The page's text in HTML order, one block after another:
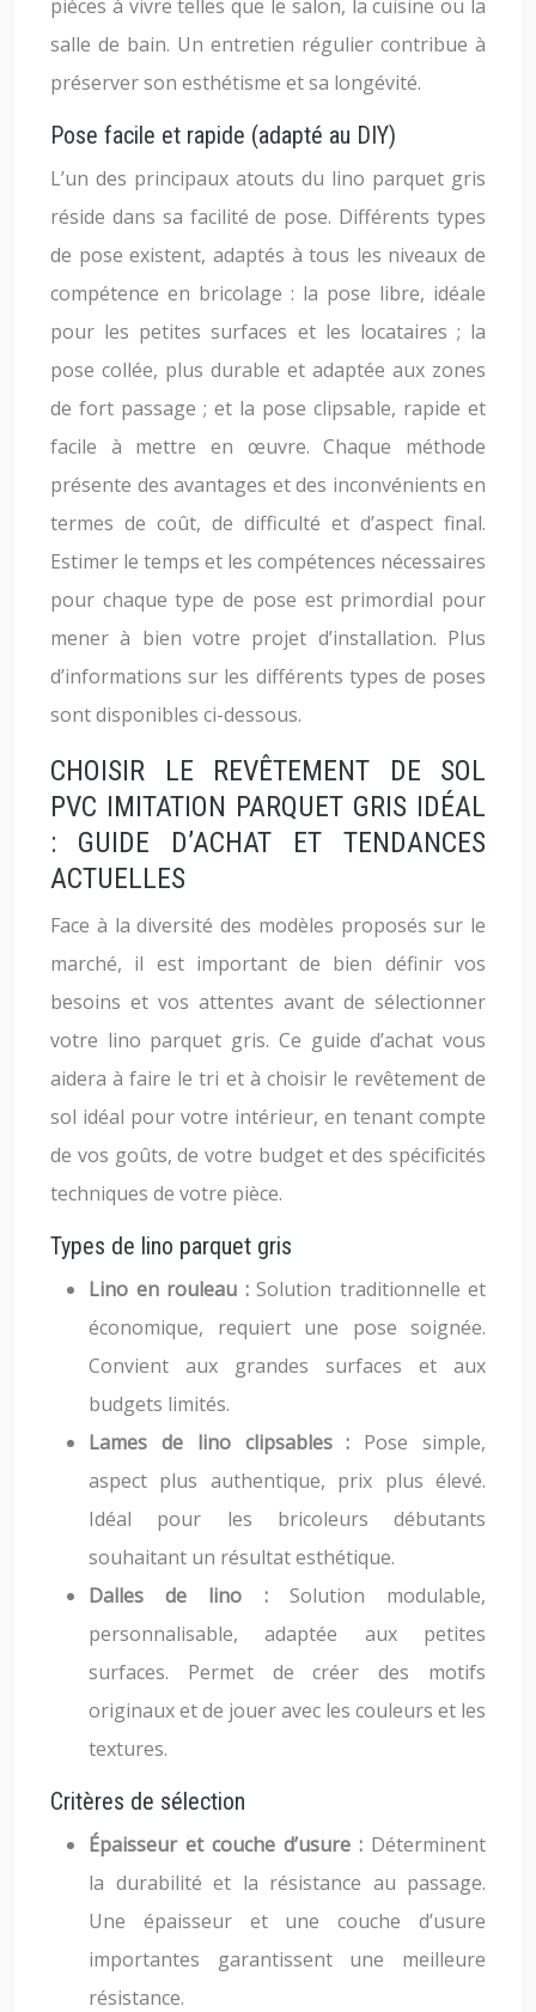
pièces à vivre telles que le salon, la cuisine ou la
salle de bain. Un entretien régulier contribue à
préserver son esthétisme et sa longévité.
Pose facile et rapide (adapté au DIY)
L’un des principaux atouts du lino parquet gris
réside dans sa facilité de pose. Différents types
de pose existent, adaptés à tous les niveaux de
compétence en bricolage : la pose libre, idéale
pour les petites surfaces et les locataires ; la
pose collée, plus durable et adaptée aux zones
de fort passage ; et la pose clipsable, rapide et
facile à mettre en œuvre. Chaque méthode
présente des avantages et des inconvénients en
termes de coût, de difficulté et d’aspect final.
Estimer le temps et les compétences nécessaires
pour chaque type de pose est primordial pour
mener à bien votre projet d’installation. Plus
d’informations sur les différents types de poses
sont disponibles ci-dessous.
CHOISIR LE REVÊTEMENT DE SOL
PVC IMITATION PARQUET GRIS IDÉAL
: GUIDE D’ACHAT ET TENDANCES
ACTUELLES
Face à la diversité des modèles proposés sur le
marché, il est important de bien définir vos
besoins et vos attentes avant de sélectionner
votre lino parquet gris. Ce guide d’achat vous
aidera à faire le tri et à choisir le revêtement de
sol idéal pour votre intérieur, en tenant compte
de vos goûts, de votre budget et des spécificités
techniques de votre pièce.
Types de lino parquet gris
Lino en rouleau : Solution traditionnelle et
économique, requiert une pose soignée.
Convient aux grandes surfaces et aux
budgets limités.
Lames de lino clipsables : Pose simple,
aspect plus authentique, prix plus élevé.
Idéal pour les bricoleurs débutants
souhaitant un résultat esthétique.
Dalles de lino : Solution modulable,
personnalisable, adaptée aux petites
surfaces. Permet de créer des motifs
originaux et de jouer avec les couleurs et les
textures.
Critères de sélection
Épaisseur et couche d’usure : Déterminent
la durabilité et la résistance au passage.
Une épaisseur et une couche d’usure
importantes garantissent une meilleure
résistance.